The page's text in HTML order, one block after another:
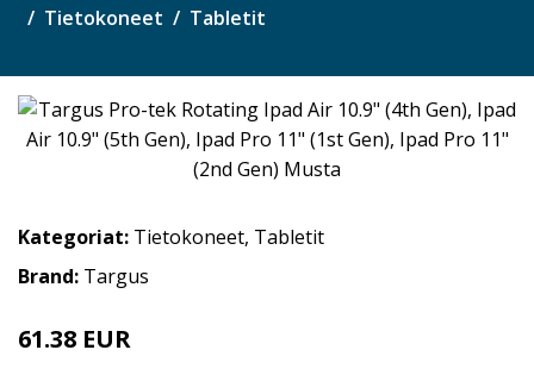
Tietokoneet Tabletit
Kategoriat: Tietokoneet, Tabletit
Brand: Targus
61.38 EUR